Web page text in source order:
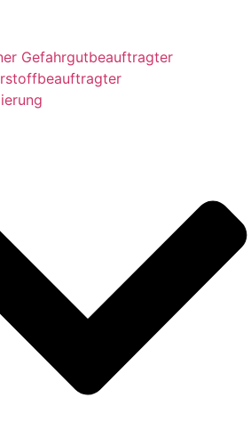
Gefahrgutbeauftragter